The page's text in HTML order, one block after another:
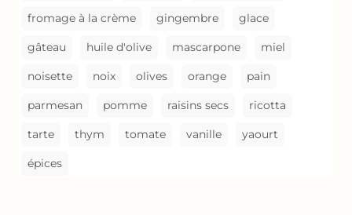
fromage à la crème gingembre glace
gâteau huile d'olive mascarpone miel
noisette noix olives orange pain
parmesan pomme raisins secs ricotta
tarte thym tomate vanille yaourt
épices